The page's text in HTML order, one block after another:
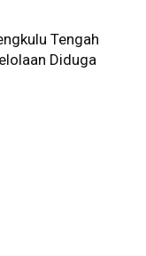
Tengah
Diduga